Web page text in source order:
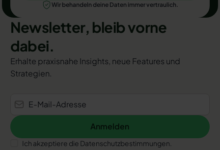
Wir behandeln deine Daten immer vertraulich.
Newsletter, bleib vorne
dabei.
Erhalte praxisnahe Insights, neue Features und
Strategien.
Anmelden
Anmelden
Ich akzeptiere die Datenschutzbestimmungen.